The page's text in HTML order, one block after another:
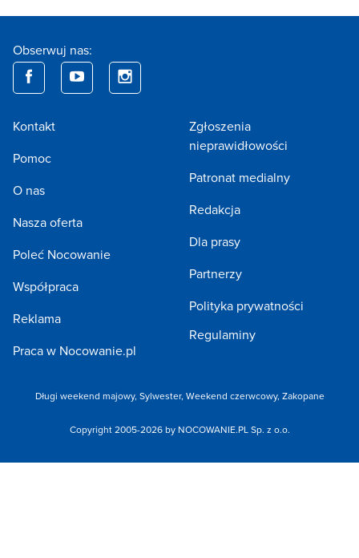
Obserwuj nas:
Kontakt
Pomoc
O nas
Nasza oferta
Poleć Nocowanie
Współpraca
Reklama
Praca w Nocowanie.pl
Zgłoszenia
nieprawidłowości
Patronat medialny
Redakcja
Dla prasy
Partnerzy
Polityka prywatności
Regulaminy
Długi weekend majowy, Sylwester, Weekend czerwcowy, Zakopane
Copyright 2005-2026 by NOCOWANIE.PL Sp. z o.o.